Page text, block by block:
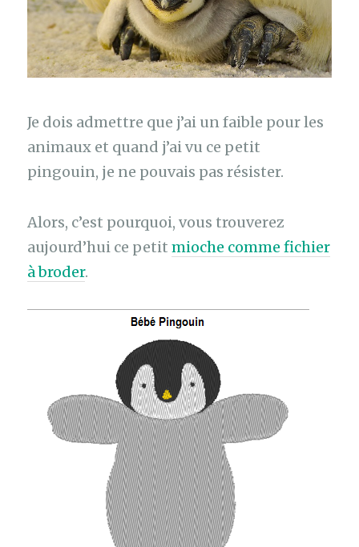
Je dois admettre que j’ai un faible pour les
animaux et quand j’ai vu ce petit
pingouin, je ne pouvais pas résister.
Alors, c’est pourquoi, vous trouverez
aujourd’hui ce petitmioche comme fichier
à broder.